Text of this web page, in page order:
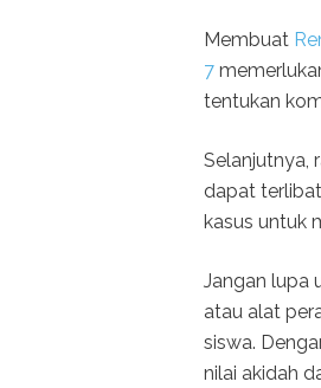
Membuat
7
tentukan
Selanjutnya,
dapat
kasus untuk
Jangan lupa
atau alat
siswa.
nilai akidah